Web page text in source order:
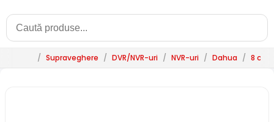
/ Supraveghere / DVR/NVR-uri / NVR-uri / Dahua / 8